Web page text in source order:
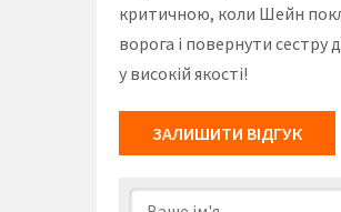
критичною, коли Шейн
ворога і повернути
у високій якості!
ЗАЛИШИТИ ВІДГУК